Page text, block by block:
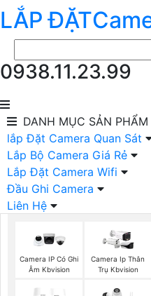
LẮP ĐẶT
0938.11.23.99
DANH MỤC SẢN PHẨM
lắp Đặt Camera Quan Sát
Lắp Bộ Camera Giá Rẻ
Lắp Đặt Camera Wifi
Đầu Ghi Camera
Liên Hệ
Camera IP Có Ghi
Âm Kbvision
Camera Ip Thân
Trụ Kbvision